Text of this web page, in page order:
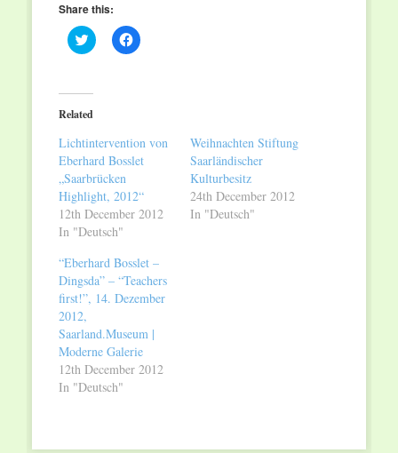
Share this:
Click
to
(Opens
in
new
Click
to
Related
Lichtintervention von
Eberhard Bosslet
„Saarbrücken
Highlight, 2012“
12th December 2012
In "Deutsch"
Weihnachten Stiftung
Saarländischer
Kulturbesitz
24th December 2012
In "Deutsch"
“Eberhard Bosslet –
Dingsda” – “Teachers
first!”, 14. Dezember
2012,
Saarland.Museum |
Moderne Galerie
12th December 2012
In "Deutsch"